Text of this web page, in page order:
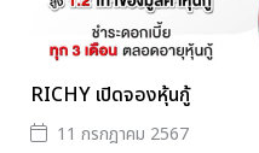
RICHY เปิดจองหุ้นกู้
11 กรกฎาคม 2567